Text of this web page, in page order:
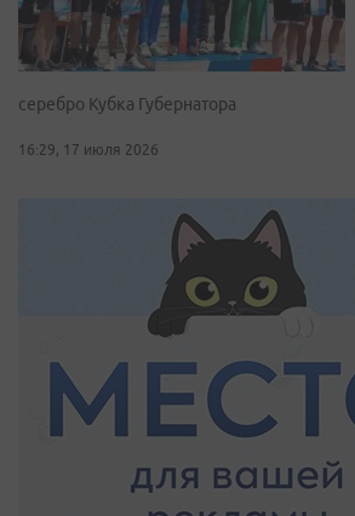
серебро Кубка Губернатора
16:29, 17 июля 2026